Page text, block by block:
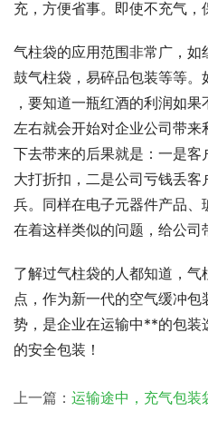
充，方便省事。即使不充气，
气柱袋的应用范围非常广，
鼓气柱袋，易碎品包装等等
，要知道一瓶红酒的利润如
左右就会开始对企业公司带
下去带来的后果就是：一是
大打折扣，二是公司亏钱丢
兵。同样在电子元器件产品
在着这样类似的问题，给公司
了解过气柱袋的人都知道，
点，作为新一代的空气缓冲
势，是企业在运输中**的包装
的安全包装！
上一篇： 运输途中，充气包装